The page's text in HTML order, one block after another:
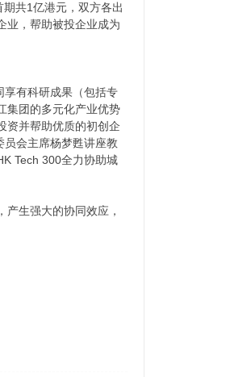
共1亿港元，双方各出
业，帮助被投企业成为
享有科研成果（包括专
集团的多元化产业优势
资并帮助优质的初创企
会主席杨梦甦讲座教
Tech 300全力协助城
生强大的协同效应，